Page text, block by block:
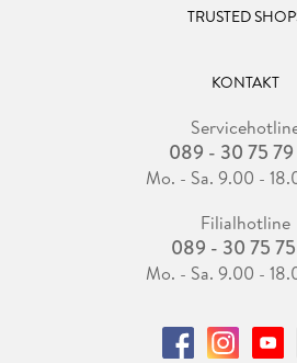
TRUSTED
KONTAKT
089 - 30 75
Mo. - Sa. 9.00 -
Filialhotline
089 - 30 75
Mo. - Sa. 9.00 -